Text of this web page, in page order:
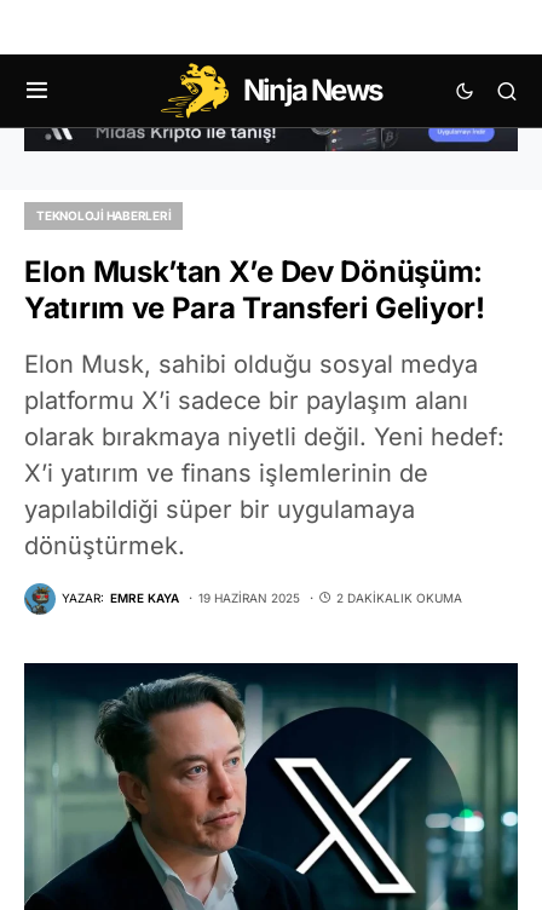
Ninja News
TEKNOLOJI HABERLERI
Elon Musk’tan X’e Dev Dönüşüm:
Yatırım ve Para Transferi Geliyor!
Elon Musk, sahibi olduğu sosyal medya
platformu X’i sadece bir paylaşım alanı
olarak bırakmaya niyetli değil. Yeni hedef:
X’i yatırım ve finans işlemlerinin de
yapılabildiği süper bir uygulamaya
dönüştürmek.
YAZAR: EMRE KAYA 19 HAZIRAN 2025 2 DAKIKALIK OKUMA